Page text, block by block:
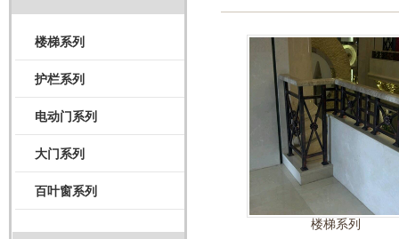
楼梯系列
楼梯系列
护栏系列
电动门系列
大门系列
百叶窗系列